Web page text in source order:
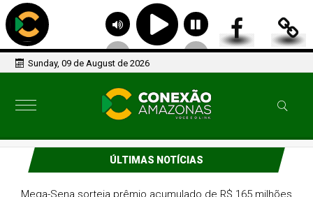
Sunday, 09 de August de 2026
ÚLTIMAS NOTÍCIAS
Tenista Bia Haddad anuncia pausa na carreira neste